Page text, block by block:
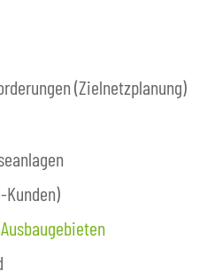
(Zielnetzplanung)
Kunden)